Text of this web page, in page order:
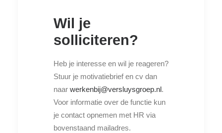
Wil je
solliciteren?
Heb je interesse en wil je reageren?
Stuur je motivatiebrief en cv dan
naar werkenbij@versluysgroep.nl.
Voor informatie over de functie kun
je contact opnemen met HR via
bovenstaand mailadres.